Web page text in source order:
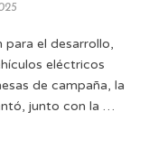
el desarrollo,
eléctricos
de campaña, la
junto con la …